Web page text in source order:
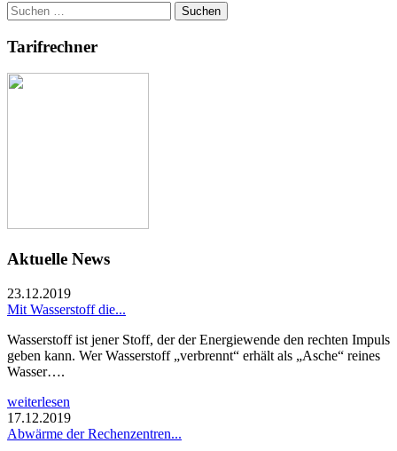
Suchen
nach:
Tarifrechner
Aktuelle News
23.12.2019
Mit Wasserstoff die...
Wasserstoff ist jener Stoff, der der Energiewende den rechten Impuls
geben kann. Wer Wasserstoff „verbrennt“ erhält als „Asche“ reines
Wasser….
weiterlesen
17.12.2019
Abwärme der Rechenzentren...